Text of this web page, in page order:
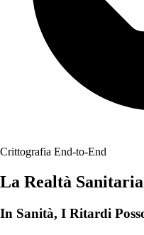
Crittografia End-to-End
La Realtà Sanitaria
In Sanità, I Ritardi